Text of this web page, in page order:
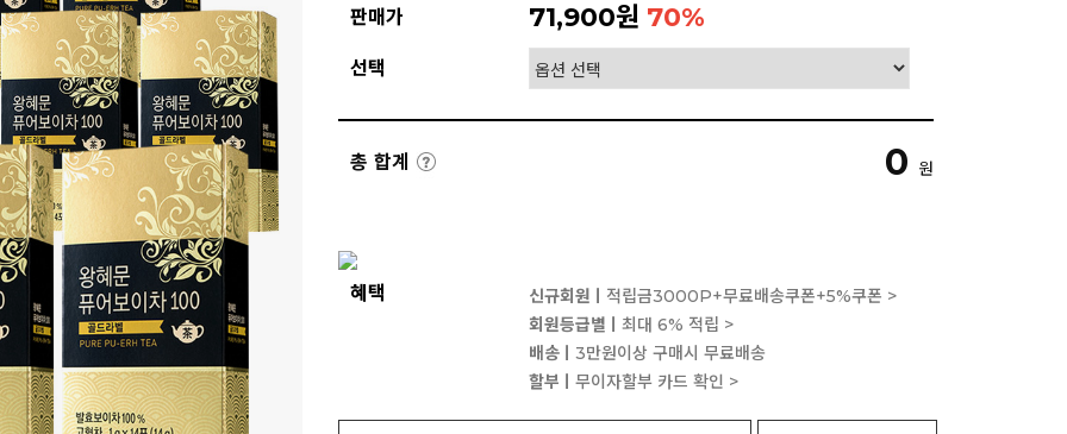
판매가 71,900원 70%
선택
총 합계 0 원
혜택 신규회원ㅣ 적립금3000P+무료배송쿠폰+5%쿠폰 >
회원등급별ㅣ 최대 6% 적립 >
배송ㅣ 3만원이상 구매시 무료배송
할부ㅣ 무이자할부 카드 확인 >